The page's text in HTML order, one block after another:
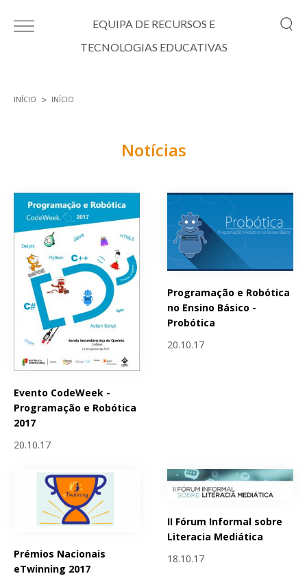
EQUIPA DE RECURSOS E
TECNOLOGIAS EDUCATIVAS
INÍCIO INÍCIO
Notícias
Evento CodeWeek -
Programação e Robótica
2017
20.10.17
Programação e Robótica
no Ensino Básico -
Probótica
20.10.17
Prémios Nacionais
eTwinning 2017
II Fórum Informal sobre
Literacia Mediática
18.10.17
Páginas